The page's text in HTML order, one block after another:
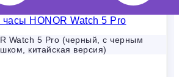
Watch 5 Pro (черный, с черным
китайская версия)